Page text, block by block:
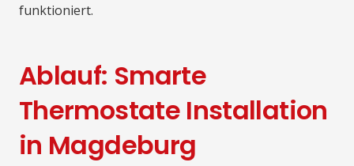
funktioniert.
Ablauf: Smarte
Thermostate Installation
in Magdeburg